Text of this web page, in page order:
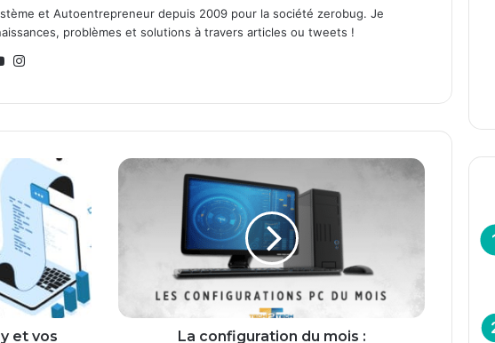
et Autoentrepreneur depuis 2009 pour la société zerobug. Je
problèmes et solutions à travers articles ou tweets !
YouTube
et vos
La
configuration
La configuration du mois :